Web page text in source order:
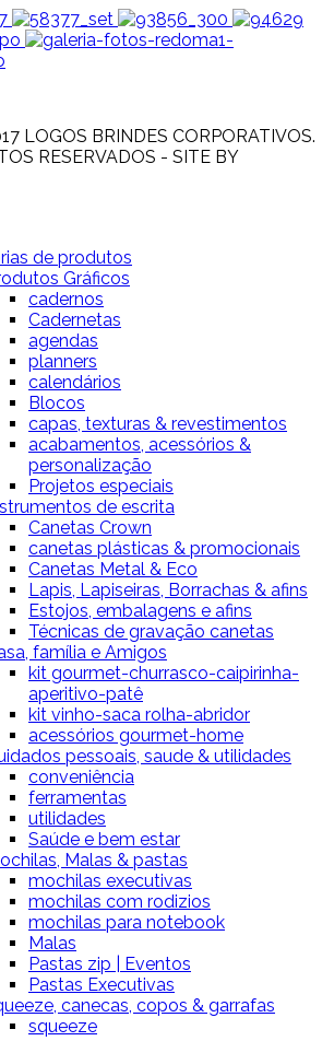
LOGOS BRINDES CORPORATIVOS.
RESERVADOS - SITE BY
de produtos
Gráficos
cadernos
Cadernetas
agendas
planners
calendários
Blocos
capas, texturas & revestimentos
acabamentos, acessórios &
personalização
Projetos especiais
de escrita
Canetas Crown
canetas plásticas & promocionais
Canetas Metal & Eco
Lapis, Lapiseiras, Borrachas & afins
Estojos, embalagens e afins
Técnicas de gravação canetas
família e Amigos
kit gourmet-churrasco-caipirinha-
aperitivo-patê
kit vinho-saca rolha-abridor
acessórios gourmet-home
pessoais, saude & utilidades
conveniência
ferramentas
utilidades
Saúde e bem estar
Malas & pastas
mochilas executivas
mochilas com rodizios
mochilas para notebook
Malas
Pastas zip | Eventos
Pastas Executivas
canecas, copos & garrafas
squeeze